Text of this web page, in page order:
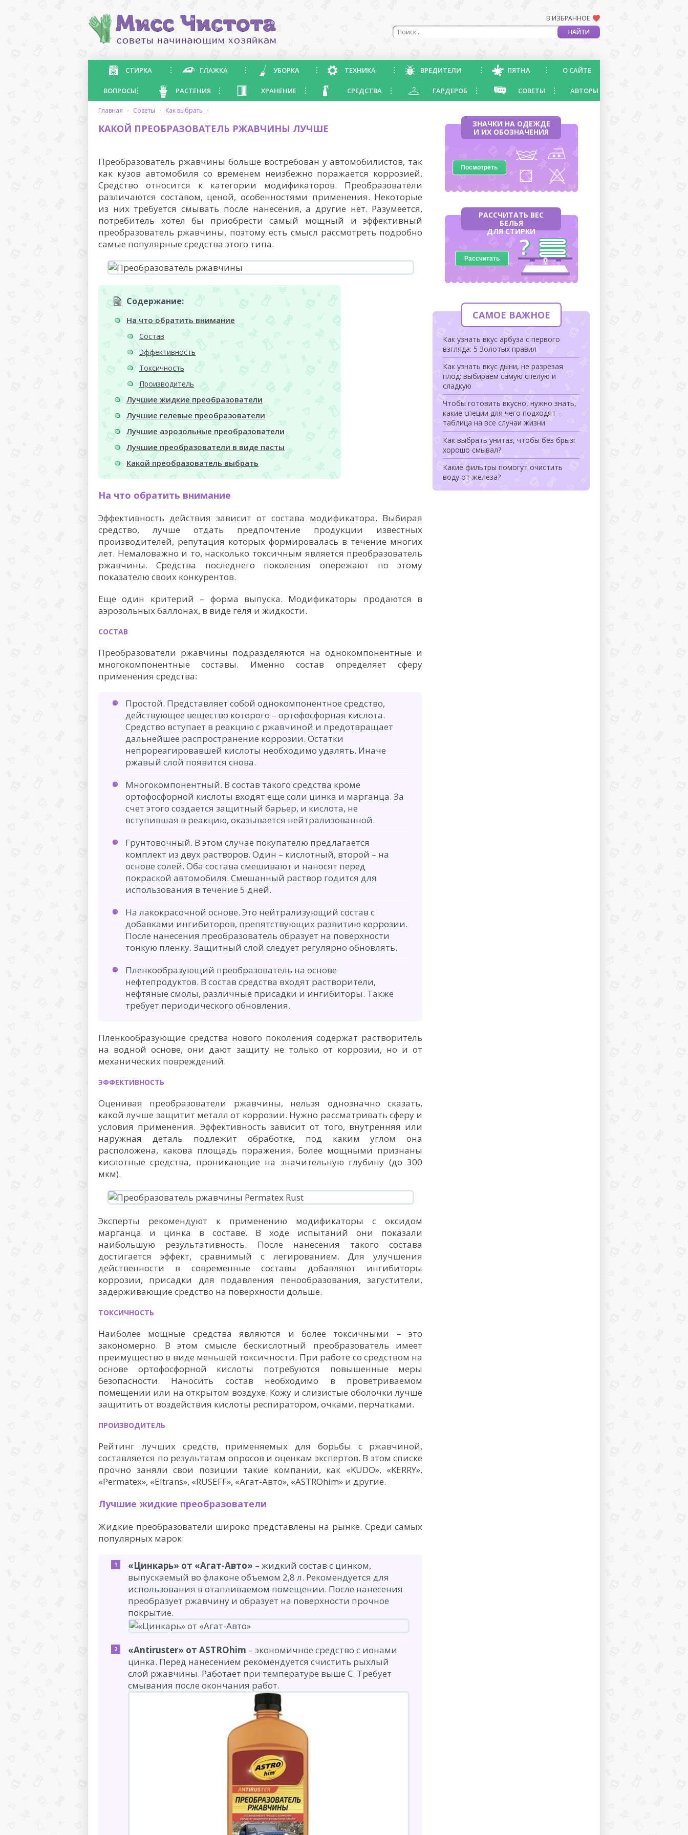
В ИЗБРАННОЕ
СТИРКА ГЛАЖКА УБОРКА ТЕХНИКА ВРЕДИТЕЛИ ПЯТНА О САЙТЕ
ВОПРОСЫ РАСТЕНИЯ ХРАНЕНИЕ СРЕДСТВА ГАРДЕРОБ СОВЕТЫ АВТОРЫ
главная · советы · как выбрать ·
КАКОЙ ПРЕОБРАЗОВАТЕЛЬ РЖАВЧИНЫ ЛУЧШЕ
Преобразователь ржавчины больше востребован у автомобилистов, так
как кузов автомобиля со временем неизбежно поражается коррозией.
Средство относится к категории модификаторов. Преобразователи
различаются составом, ценой, особенностями применения. Некоторые
из них требуется смывать после нанесения, а другие нет. Разумеется,
потребитель хотел бы приобрести самый мощный и эффективный
преобразователь ржавчины, поэтому есть смысл рассмотреть подробно
самые популярные средства этого типа.
Содержание:
На что обратить внимание
Состав
Эффективность
Токсичность
Производитель
Лучшие жидкие преобразователи
Лучшие гелевые преобразователи
Лучшие аэрозольные преобразователи
Лучшие преобразователи в виде пасты
Какой преобразователь выбрать
На что обратить внимание
Эффективность действия зависит от состава модификатора. Выбирая
средство, лучше отдать предпочтение продукции известных
производителей, репутация которых формировалась в течение многих
лет. Немаловажно и то, насколько токсичным является преобразователь
ржавчины. Средства последнего поколения опережают по этому
показателю своих конкурентов.
Еще один критерий – форма выпуска. Модификаторы продаются в
аэрозольных баллонах, в виде геля и жидкости.
СОСТАВ
Преобразователи ржавчины подразделяются на однокомпонентные и
многокомпонентные составы. Именно состав определяет сферу
применения средства:
Простой. Представляет собой однокомпонентное средство,
действующее вещество которого – ортофосфорная кислота.
Средство вступает в реакцию с ржавчиной и предотвращает
дальнейшее распространение коррозии. Остатки
непрореагировавшей кислоты необходимо удалять. Иначе
ржавый слой появится снова.
Многокомпонентный. В состав такого средства кроме
ортофосфорной кислоты входят еще соли цинка и марганца. За
счет этого создается защитный барьер, и кислота, не
вступившая в реакцию, оказывается нейтрализованной.
Грунтовочный. В этом случае покупателю предлагается
комплект из двух растворов. Один – кислотный, второй – на
основе солей. Оба состава смешивают и наносят перед
покраской автомобиля. Смешанный раствор годится для
использования в течение 5 дней.
На лакокрасочной основе. Это нейтрализующий состав с
добавками ингибиторов, препятствующих развитию коррозии.
После нанесения преобразователь образует на поверхности
тонкую пленку. Защитный слой следует регулярно обновлять.
Пленкообразующий преобразователь на основе
нефтепродуктов. В состав средства входят растворители,
нефтяные смолы, различные присадки и ингибиторы. Также
требует периодического обновления.
Пленкообразующие средства нового поколения содержат растворитель
на водной основе, они дают защиту не только от коррозии, но и от
механических повреждений.
ЭФФЕКТИВНОСТЬ
Оценивая преобразователи ржавчины, нельзя однозначно сказать,
какой лучше защитит металл от коррозии. Нужно рассматривать сферу и
условия применения. Эффективность зависит от того, внутренняя или
наружная деталь подлежит обработке, под каким углом она
расположена, какова площадь поражения. Более мощными признаны
кислотные средства, проникающие на значительную глубину (до 300
мкм).
Эксперты рекомендуют к применению модификаторы с оксидом
марганца и цинка в составе. В ходе испытаний они показали
наибольшую результативность. После нанесения такого состава
достигается эффект, сравнимый с легированием. Для улучшения
действенности в современные составы добавляют ингибиторы
коррозии, присадки для подавления пенообразования, загустители,
задерживающие средство на поверхности дольше.
ТОКСИЧНОСТЬ
Наиболее мощные средства являются и более токсичными – это
закономерно. В этом смысле бескислотный преобразователь имеет
преимущество в виде меньшей токсичности. При работе со средством на
основе ортофосфорной кислоты потребуются повышенные меры
безопасности. Наносить состав необходимо в проветриваемом
помещении или на открытом воздухе. Кожу и слизистые оболочки лучше
защитить от воздействия кислоты респиратором, очками, перчатками.
ПРОИЗВОДИТЕЛЬ
Рейтинг лучших средств, применяемых для борьбы с ржавчиной,
составляется по результатам опросов и оценкам экспертов. В этом списке
прочно заняли свои позиции такие компании, как «KUDO», «KERRY»,
«Permatex», «Eltrans», «RUSEFF», «Агат-Авто», «ASTROhim» и другие.
Лучшие жидкие преобразователи
Жидкие преобразователи широко представлены на рынке. Среди самых
популярных марок:
«Цинкарь» от «Агат-Авто» – жидкий состав с цинком,
выпускаемый во флаконе объемом 2,8 л. Рекомендуется для
использования в отапливаемом помещении. После нанесения
преобразует ржавчину и образует на поверхности прочное
покрытие.
«Antiruster» от ASTROhim – экономичное средство с ионами
цинка. Перед нанесением рекомендуется счистить рыхлый
слой ржавчины. Работает при температуре выше C. Требует
смывания после окончания работ.
ЗНАЧКИ НА ОДЕЖДЕ
И ИХ ОБОЗНАЧЕНИЯ
Посмотреть
РАССЧИТАТЬ ВЕС
БЕЛЬЯ
ДЛЯ СТИРКИ
Рассчитать
САМОЕ ВАЖНОЕ
Как узнать вкус арбуза с первого
взгляда: 5 Золотых правил
Как узнать вкус дыни, не разрезая
плод: выбираем самую спелую и
сладкую
Чтобы готовить вкусно, нужно знать,
какие специи для чего подходят –
таблица на все случаи жизни
Как выбрать унитаз, чтобы без брызг
хорошо смывал?
Какие фильтры помогут очистить
воду от железа?